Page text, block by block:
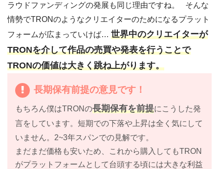
ラウドファンディングの発展も同じ理由ですね。 そんな
情勢でTRONのようなクリエイターのためになるプラット
フォームが広まっていけば… 世界中のクリエイターが
TRONを介して作品の売買や発表を行うことで
TRONの価値は大きく跳ね上がります。
長期保有前提の意見です！
もちろん僕はTRONの長期保有を前提にこうした発
言をしています。短期での下落や上昇は全く気にして
いません。2~3年スパンでの見解です。
まだまだ価格も安いため、これから購入してもTRON
がプラットフォームとして台頭する頃には大きな利益